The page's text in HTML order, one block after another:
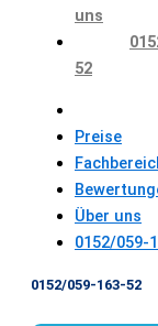
uns
52
Preise
Über uns
0152/059-
0152/059-163-52